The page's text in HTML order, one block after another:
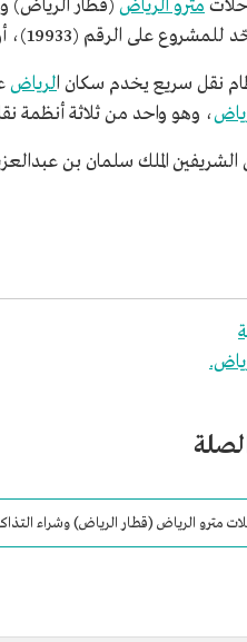
مترو الرياض (قطار الرياض)
الرياض على شبكة الإنترنت، أو حسابات المشروع على شبكات التواصل الاجتماعي.
نقل سريع يخدم سكان الرياض
، وهو واحد من ثلاثة أنظمة
سلمان بن عبدالعزيز آل سعود في 25 جمادى الأولى
مترو الرياض (قطار الرياض) وشراء